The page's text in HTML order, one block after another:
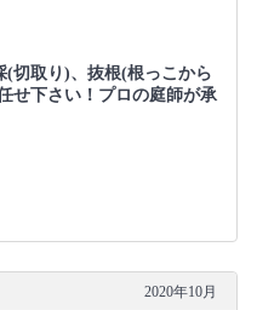
(切取り)、抜根(根っこから
せ下さい！プロの庭師が承
2020年10月